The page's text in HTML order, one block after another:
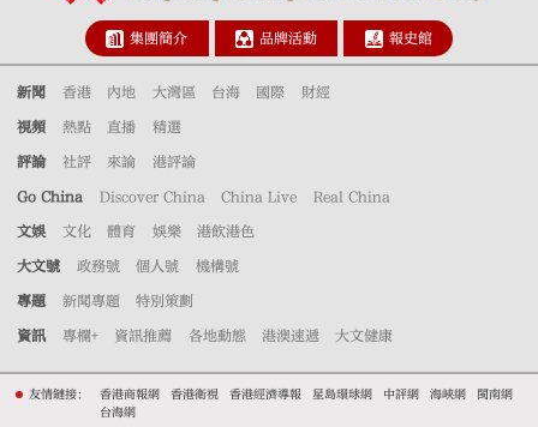
集團簡介 品牌活動 報史館
新聞 香港 內地 大灣區 台海 國際 財經
視頻 熱點 直播 精選
評論 社評 來論 港評論
Go China Discover China China Live Real China
文娛 文化 體育 娛樂 港飲港色
大文號 政務號 個人號 機構號
專題 新聞專題 特別策劃
資訊 專欄+ 資訊推薦 各地動態 港澳速遞 大文健康
友情鏈接： 香港商報網 香港衛視 香港經濟導報 星島環球網 中評網 海峽網
閩南網
台海網